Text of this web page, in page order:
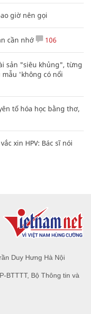
giờ nên gọi
cần nhớ 106
sản "siêu khủng", từng
'không có nổi
tố hóa học bằng thơ,
xin HPV: Bác sĩ nói
Duy Hưng Hà Nội
BTTTT, Bộ Thông tin và